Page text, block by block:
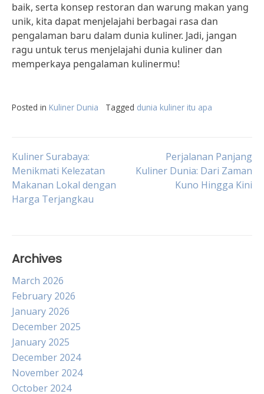
baik, serta konsep restoran dan warung makan yang
unik, kita dapat menjelajahi berbagai rasa dan
pengalaman baru dalam dunia kuliner. Jadi, jangan
ragu untuk terus menjelajahi dunia kuliner dan
memperkaya pengalaman kulinermu!
Posted in Kuliner Dunia Tagged dunia kuliner itu apa
Post
navigation
Kuliner Surabaya:
Menikmati Kelezatan
Makanan Lokal dengan
Harga Terjangkau
Perjalanan Panjang
Kuliner Dunia: Dari Zaman
Kuno Hingga Kini
Archives
March 2026
February 2026
January 2026
December 2025
January 2025
December 2024
November 2024
October 2024